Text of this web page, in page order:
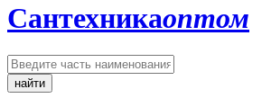
Сантехникаоптом
найти